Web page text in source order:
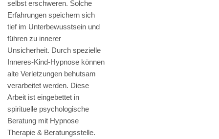
selbst erschweren. Solche
Erfahrungen speichern sich
tief im Unterbewusstsein und
führen zu innerer
Unsicherheit. Durch spezielle
Inneres-Kind-Hypnose können
alte Verletzungen behutsam
verarbeitet werden. Diese
Arbeit ist eingebettet in
spirituelle psychologische
Beratung mit Hypnose
Therapie & Beratungsstelle.